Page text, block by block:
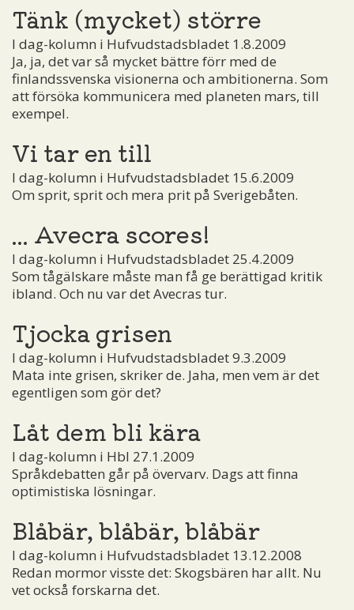
Tänk (mycket) större
I dag-kolumn i Hufvudstadsbladet 1.8.2009
Ja, ja, det var så mycket bättre förr med de
finlandssvenska visionerna och ambitionerna. Som
att försöka kommunicera med planeten mars, till
exempel.
Vi tar en till
I dag-kolumn i Hufvudstadsbladet 15.6.2009
Om sprit, sprit och mera prit på Sverigebåten.
... Avecra scores!
I dag-kolumn i Hufvudstadsbladet 25.4.2009
Som tågälskare måste man få ge berättigad kritik
ibland. Och nu var det Avecras tur.
Tjocka grisen
I dag-kolumn i Hufvudstadsbladet 9.3.2009
Mata inte grisen, skriker de. Jaha, men vem är det
egentligen som gör det?
Låt dem bli kära
I dag-kolumn i Hbl 27.1.2009
Språkdebatten går på övervarv. Dags att finna
optimistiska lösningar.
Blåbär, blåbär, blåbär
I dag-kolumn i Hufvudstadsbladet 13.12.2008
Redan mormor visste det: Skogsbären har allt. Nu
vet också forskarna det.